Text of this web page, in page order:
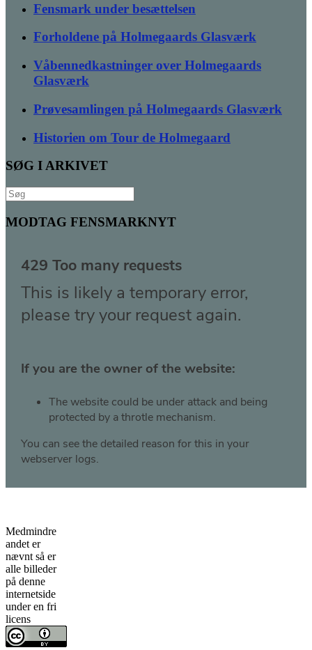
Fensmark under besættelsen
Forholdene på Holmegaards Glasværk
Våbennedkastninger over Holmegaards
Glasværk
Prøvesamlingen på Holmegaards Glasværk
Historien om Tour de Holmegaard
SØG I ARKIVET
Søg
efter:
MODTAG FENSMARKNYT
Medmindre
andet er
nævnt så er
alle billeder
på denne
internetside
under en fri
licens